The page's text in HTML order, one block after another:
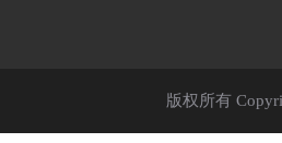
版权所有